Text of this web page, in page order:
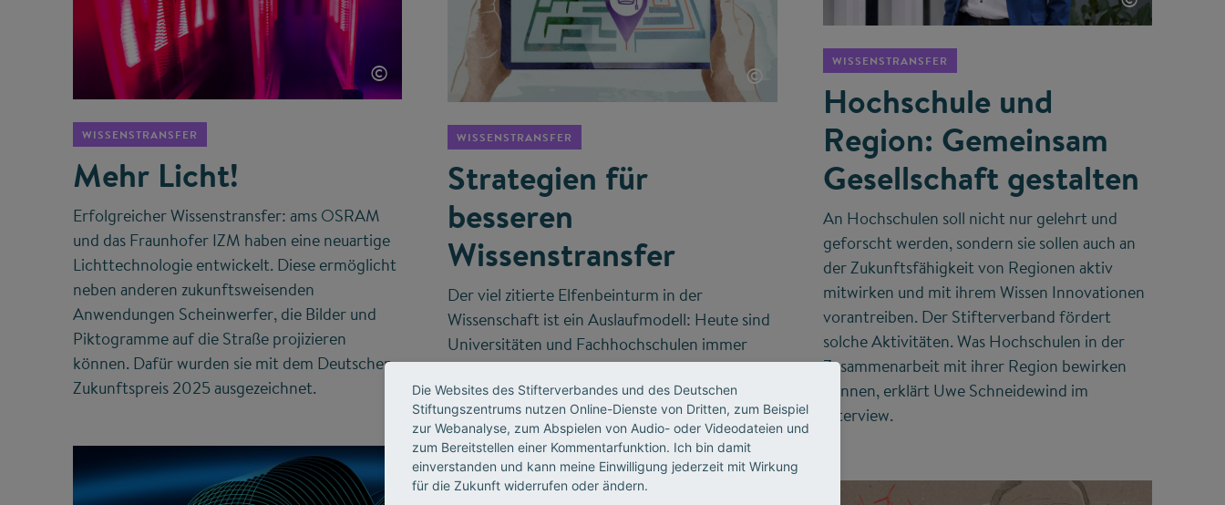
©
WISSENSTRANSFER
Mehr Licht!
Erfolgreicher Wissenstransfer: ams OSRAM
und das Fraunhofer IZM haben eine neuartige
Lichttechnologie entwickelt. Diese ermöglicht
neben anderen zukunftsweisenden
Anwendungen Scheinwerfer, die Bilder und
Piktogramme auf die Straße projizieren
können. Dafür wurden sie mit dem Deutschen
Zukunftspreis 2025 ausgezeichnet.
©
WISSENSTRANSFER
Strategien für
besseren
Wissenstransfer
Der viel zitierte Elfenbeinturm in der
Wissenschaft ist ein Auslaufmodell: Heute sind
Universitäten und Fachhochschulen immer
öfter als wissenschaftliche Partner von
Städten und Kommunen gefragt und
gefordert, wenn es gilt, gesellschaftlichen
Herausforderungen zu begegnen. Der
Stifterverband begleitet und fördert die
Entwicklung wirkungsvoller Transferstrategien.
WISSENSTRANSFER
Hochschule und
Region: Gemeinsam
Gesellschaft gestalten
An Hochschulen soll nicht nur gelehrt und
geforscht werden, sondern sie sollen auch an
der Zukunftsfähigkeit von Regionen aktiv
mitwirken und mit ihrem Wissen Innovationen
vorantreiben. Der Stifterverband fördert
solche Aktivitäten. Was Hochschulen in der
Zusammenarbeit mit ihrer Region bewirken
können, erklärt Uwe Schneidewind im
Interview.
Die Websites des Stifterverbandes und des Deutschen
Stiftungszentrums nutzen Online-Dienste von Dritten, zum Beispiel
zur Webanalyse, zum Abspielen von Audio- oder Videodateien und
zum Bereitstellen einer Kommentarfunktion. Ich bin damit
einverstanden und kann meine Einwilligung jederzeit mit Wirkung
für die Zukunft widerrufen oder ändern.